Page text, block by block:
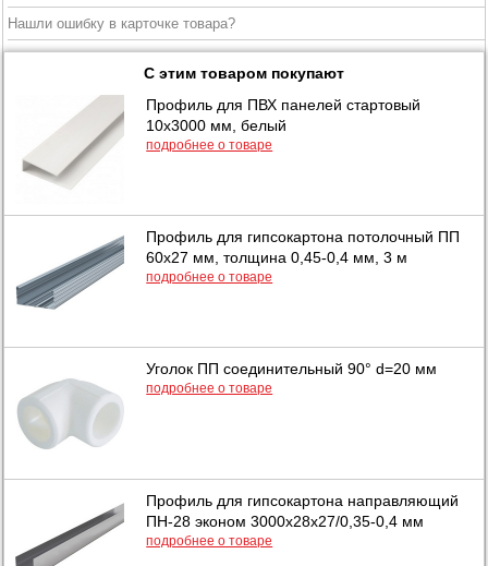
Нашли ошибку в карточке товара?
С этим товаром покупают
Профиль для ПВХ панелей стартовый
10х3000 мм, белый
подробнее о товаре
Профиль для гипсокартона потолочный ПП
60х27 мм, толщина 0,45-0,4 мм, 3 м
подробнее о товаре
Уголок ПП соединительный 90° d=20 мм
подробнее о товаре
Профиль для гипсокартона направляющий
ПН-28 эконом 3000х28х27/0,35-0,4 мм
подробнее о товаре